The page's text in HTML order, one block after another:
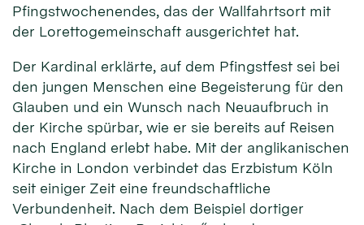
Pfingstwochenendes, das der Wallfahrtsort mit
der Lorettogemeinschaft ausgerichtet hat.
Der Kardinal erklärte, auf dem Pfingstfest sei bei
den jungen Menschen eine Begeisterung für den
Glauben und ein Wunsch nach Neuaufbruch in
der Kirche spürbar, wie er sie bereits auf Reisen
nach England erlebt habe. Mit der anglikanischen
Kirche in London verbindet das Erzbistum Köln
seit einiger Zeit eine freundschaftliche
Verbundenheit. Nach dem Beispiel dortiger